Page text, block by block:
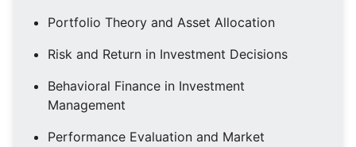
Portfolio Theory and Asset Allocation
Risk and Return in Investment Decisions
Behavioral Finance in Investment
Management
Performance Evaluation and Market